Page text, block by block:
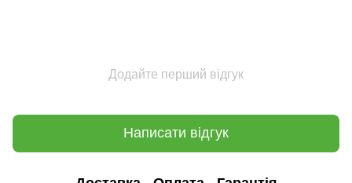
Додайте перший відгук
Написати відгук